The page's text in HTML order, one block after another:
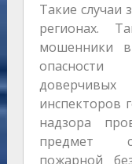
Такие случаи
регионах.
мошенники
инспекторов
надзора
предмет
пожарной